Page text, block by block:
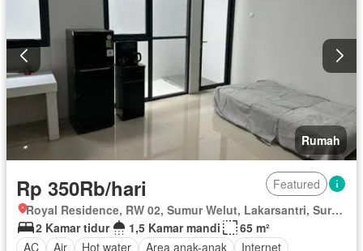
Rumah
Rp 350Rb/hari
Featured
Royal Residence, RW 02, Sumur Welut, Lakarsantri, Surabaya, Jawa Timur
2 Kamar tidur
1,5 Kamar mandi
65 m²
AC
Air Hot water Area anak-anak
Internet